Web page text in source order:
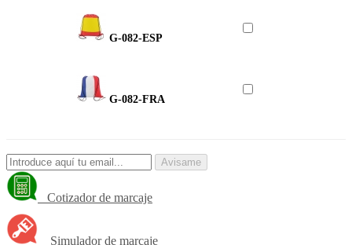
G-082-ESP
G-082-FRA
Avisame
Cotizador de marcaje
Simulador de marcaje